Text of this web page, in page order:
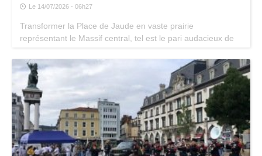
Le 14/07/2026 - 06h27
Transformer la Place de Jaude en vaste prairie
représentant le Massif central, tel est le pari audacieux de
de Clermont-Ferrand, du lundi 5 au jeudi 8 octobre
prochains.